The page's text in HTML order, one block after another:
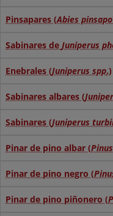
Pinsapares (Abies pinsapo
Sabinares de Juniperus
Enebrales (Juniperus spp.)
Sabinares albares (
Sabinares (Juniperus
Pinar de pino albar (
Pinar de pino negro (
Pinar de pino piñonero (